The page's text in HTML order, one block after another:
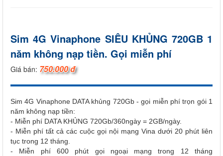
Sim 4G Vinaphone SIÊU KHỦNG 720GB 1
năm không nạp tiền. Gọi miễn phí
Giá bán: 750.000 đ
Sim 4G Vinaphone DATA khủng 720Gb - gọi miễn phí trọn gói 1
năm không nạp tiền:
- Miễn phí DATA KHỦNG 720Gb/360ngày = 2GB/ngày.
- Miễn phí tất cả các cuộc gọi nội mạng Vina dưới 20 phút liên
tục trong 12 tháng.
- Miễn phí 600 phút gọi ngoại mạng trong 12 tháng